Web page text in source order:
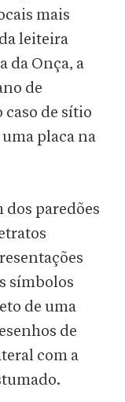
mais
leiteira
da Onça, a
de
caso de sítio
placa na
dos paredões
símbolos
de uma
de
com a